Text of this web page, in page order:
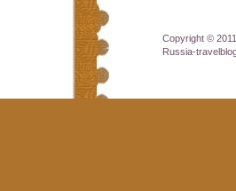
Copyright ©
Russia-